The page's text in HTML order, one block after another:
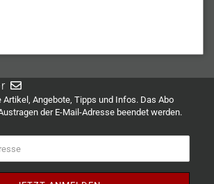
Artikel, Angebote, Tipps und Infos. Das Abo
der E-Mail-Adresse beendet werden.